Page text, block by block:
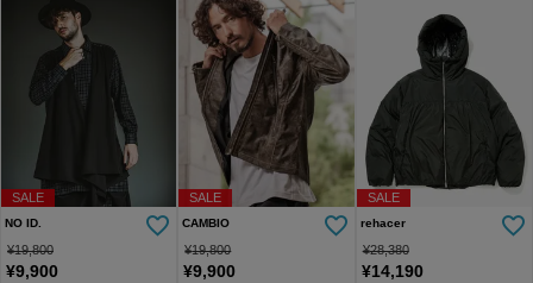
SALE
NO ID.
¥19,800
¥9,900
SALE
CAMBIO
¥19,800
¥9,900
SALE
rehacer
¥28,380
¥14,190